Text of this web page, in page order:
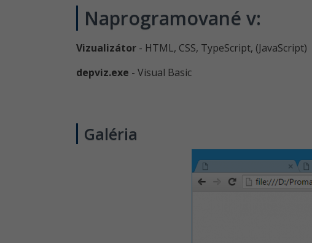
Naprogramované v:
Vizualizátor - HTML, CSS, TypeScript, (JavaScript)
depviz.exe - Visual Basic
Galéria